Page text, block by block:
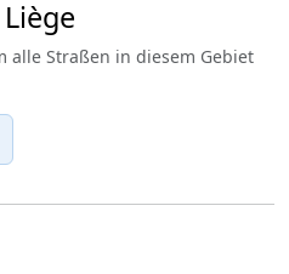
alle Straßen in diesem Gebiet